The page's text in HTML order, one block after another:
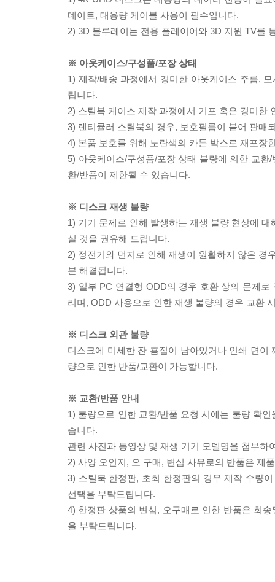
데이트, 대용량 케이블 사용이 필수입니다.
2) 3D 블루레이는 전용 플레이어와 3D 지원 TV를
※ 아웃케이스/구성품/포장 상태
1) 제작/배송 과정에서 경미한 아웃케이스 주름,
립니다.
2) 스틸북 케이스 제작 과정에서 기포 혹은 경미한
3) 렌티큘러 스틸북의 경우, 보호필름이 붙어 판매
4) 본품 보호를 위해 노란색의 카톤 박스로 재포장
5) 아웃케이스/구성품/포장 상태 불량에 의한 교
환/반품이 제한될 수 있습니다.
※ 디스크 재생 불량
1) 기기 문제로 인해 발생하는 재생 불량 현상에
실 것을 권유해 드립니다.
2) 정전기와 먼지로 인해 재생이 원활하지 않은 경
분 해결됩니다.
3) 일부 PC 연결형 ODD의 경우 호환 상의 문제
리며, ODD 사용으로 인한 재생 불량의 경우 교환
※ 디스크 외관 불량
디스크에 미세한 잔 흠집이 남아있거나 인쇄 면
량으로 인한 반품/교환이 가능합니다.
※ 교환/반품 안내
1) 불량으로 인한 교환/반품 요청 시에는 불량 확
습니다.
관련 사진과 동영상 및 재생 기기 모델명을 첨부하
2) 사양 오인지, 오 구매, 변심 사유로의 반품은 제
3) 스틸북 한정판, 초회 한정판의 경우 제작 수량
선택을 부탁드립니다.
4) 한정판 상품의 변심, 오구매로 인한 반품은 회
을 부탁드립니다.